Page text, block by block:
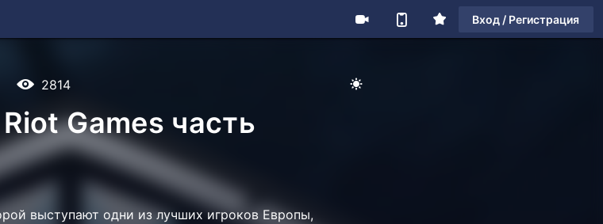
Вход / Регистрация
2814
Games часть
выступают одни из лучших игроков Европы,